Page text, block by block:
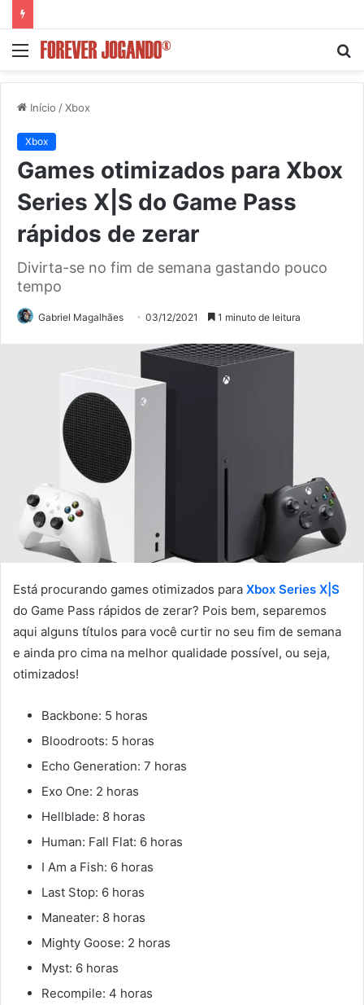
Menu
Início /Xbox
Xbox
Games otimizados para Xbox
Series X|S do Game Pass
rápidos de zerar
Divirta-se no fim de semana gastando pouco
tempo
Gabriel Magalhães 03/12/2021 1 minuto de leitura
Está procurando games otimizados para Xbox Series X|S
do Game Pass rápidos de zerar? Pois bem, separemos
aqui alguns títulos para você curtir no seu fim de semana
e ainda pro cima na melhor qualidade possível, ou seja,
otimizados!
Backbone: 5 horas
Bloodroots: 5 horas
Echo Generation: 7 horas
Exo One: 2 horas
Hellblade: 8 horas
Human: Fall Flat: 6 horas
I Am a Fish: 6 horas
Last Stop: 6 horas
Maneater: 8 horas
Mighty Goose: 2 horas
Myst: 6 horas
Recompile: 4 horas